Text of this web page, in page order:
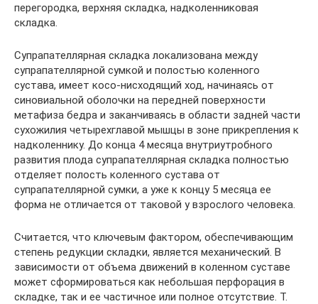
перегородка, верхняя складка, надколенниковая
складка.
Супрапателлярная складка локализована между
супрапателлярной сумкой и полостью коленного
сустава, имеет косо-нисходящий ход, начинаясь от
синовиальной оболочки на передней поверхности
метафиза бедра и заканчиваясь в области задней части
сухожилия четырехглавой мышцы в зоне прикрепления к
надколеннику. До конца 4 месяца внутриутробного
развития плода супрапателлярная складка полностью
отделяет полость коленного сустава от
супрапателлярной сумки, а уже к концу 5 месяца ее
форма не отличается от таковой у взрослого человека.
Считается, что ключевым фактором, обеспечивающим
степень редукции складки, является механический. В
зависимости от объема движений в коленном суставе
может сформироваться как небольшая перфорация в
складке, так и ее частичное или полное отсутствие. T.